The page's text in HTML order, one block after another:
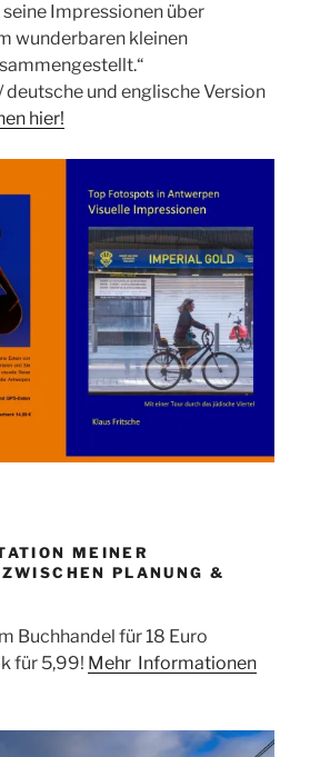
seine Impressionen über
wunderbaren kleinen
deutsche und englische Version
hier!
MEINER
PLANUNG &
Buchhandel für 18 Euro
für 5,99! Mehr Informationen